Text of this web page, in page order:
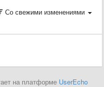
Со свежими изменениями
на платформе UserEcho